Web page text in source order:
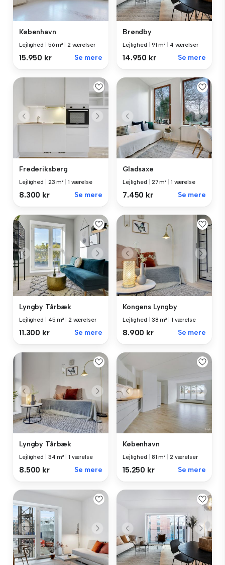
København
Lejlighed 56 m² 2 værelser
15.950 kr Se mere
Brøndby
Lejlighed 91 m² 4 værelser
14.950 kr Se mere
Frederiksberg
Lejlighed 23 m² 1 værelse
8.300 kr Se mere
Gladsaxe
Lejlighed 27 m² 1 værelse
7.450 kr Se mere
Lyngby Tårbæk
Lejlighed 45 m² 2 værelser
11.300 kr Se mere
Kongens Lyngby
Lejlighed 38 m² 1 værelse
8.900 kr Se mere
Lyngby Tårbæk
Lejlighed 34 m² 1 værelse
8.500 kr Se mere
København
Lejlighed 81 m² 2 værelser
15.250 kr Se mere